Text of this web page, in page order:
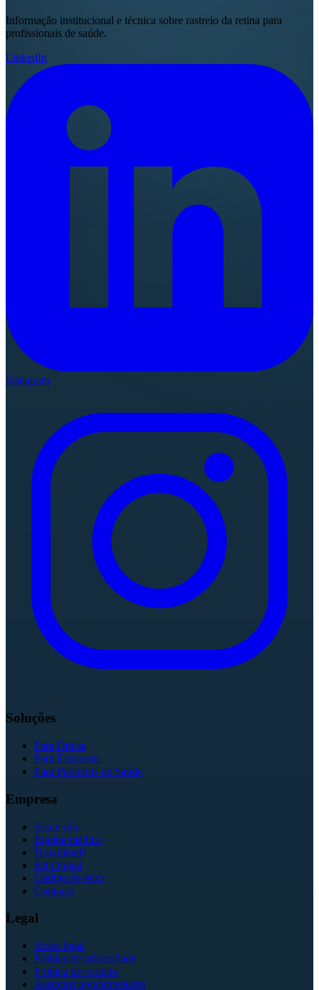
Informação institucional e técnica sobre rastreio da retina para
profissionais de saúde.
LinkedIn
Instagram
Soluções
Para Óticas
Para Empresas
Para Parceiros de Saúde
Empresa
Sobre nós
Equipa médica
Downloads
Kit Digital
Código de ética
Contacto
Legal
Aviso legal
Política de privacidade
Política de cookies
Assuntos regulamentares